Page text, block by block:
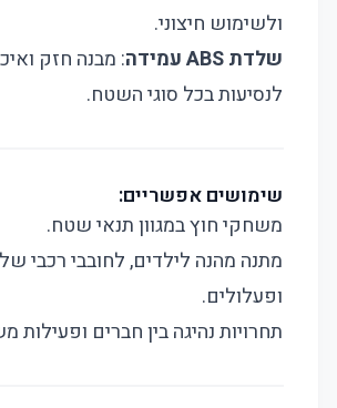
ולשימוש חיצוני.
שלדת ABS עמידה
: מבנה חזק
לנסיעות בכל סוגי השטח.
שימושים אפשריים:
משחקי חוץ במגוון תנאי שטח.
מתנה מהנה לילדים, לחובבי רכבי
ופעלולים.
תחרויות נהיגה בין חברים ופעילות